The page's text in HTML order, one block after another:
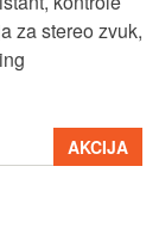
za stereo zvuk,
AKCIJA